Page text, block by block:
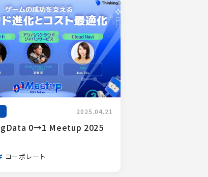
2025.04.21
0→1 Meetup 2025
コーポレート